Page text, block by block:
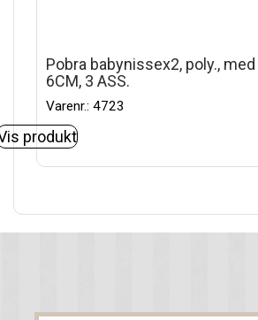
Pobra babynissex2, poly.,
6CM, 3 ASS.
Varenr.: 4723
produkt